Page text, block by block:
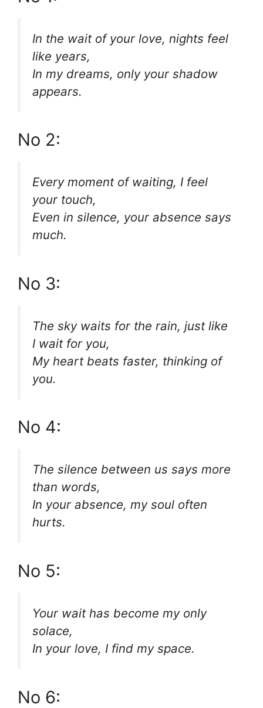
In the wait of your love, nights feel
like years,
In my dreams, only your shadow
appears.
No 2:
Every moment of waiting, I feel
your touch,
Even in silence, your absence says
much.
No 3:
The sky waits for the rain, just like
I wait for you,
My heart beats faster, thinking of
you.
No 4:
The silence between us says more
than words,
In your absence, my soul often
hurts.
No 5:
Your wait has become my only
solace,
In your love, I find my space.
No 6: